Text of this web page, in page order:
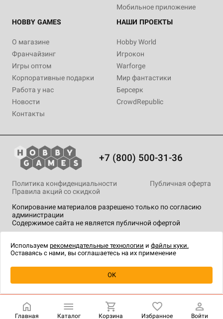
Уведомить о наличии
Мобильное приложение
HOBBY GAMES
О магазине
Франчайзинг
Игры оптом
Корпоративные подарки
Работа у нас
Новости
Контакты
НАШИ ПРОЕКТЫ
Hobby World
Игрокон
Warforge
Мир фантастики
Берсерк
CrowdRepublic
+7 (800) 500-31-36
Копирование материалов разрешено только по согласию
администрации
Содержимое сайта не является публичной офертой
Политика конфиденциальности
Публичная оферта
Правила акций со скидкой
технологии.
Главная Каталог Корзина Избранное Войти
Используем рекомендательные технологии и файлы куки.
Оставаясь с нами, вы соглашаетесь на их применение
OK